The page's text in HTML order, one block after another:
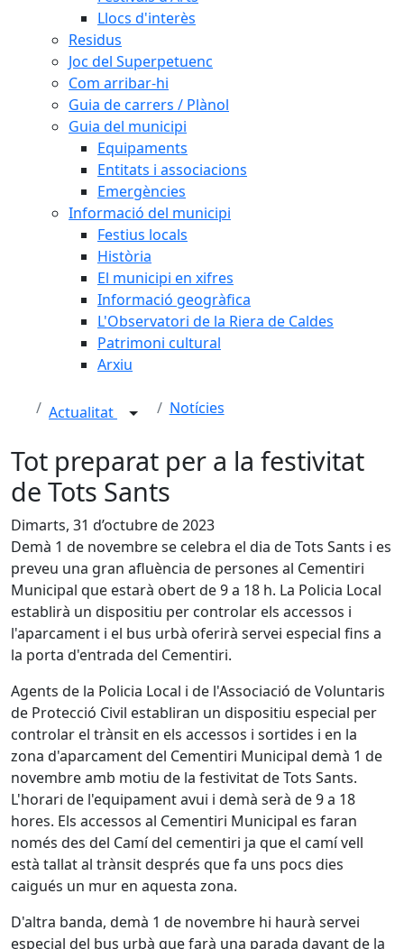
Llocs d'interès
Residus
Joc del Superpetuenc
Com arribar-hi
Guia de carrers / Plànol
Guia del municipi
Equipaments
Entitats i associacions
Emergències
Informació del municipi
Festius locals
Història
El municipi en xifres
Informació geogràfica
L'Observatori de la Riera de Caldes
Patrimoni cultural
Arxiu
Actualitat Notícies
Tot preparat per a la festivitat
de Tots Sants
Dimarts, 31 d’octubre de 2023
Demà 1 de novembre se celebra el dia de Tots Sants i es
preveu una gran afluència de persones al Cementiri
Municipal que estarà obert de 9 a 18 h. La Policia Local
establirà un dispositiu per controlar els accessos i
l'aparcament i el bus urbà oferirà servei especial fins a
la porta d'entrada del Cementiri.
Agents de la Policia Local i de l'Associació de Voluntaris
de Protecció Civil establiran un dispositiu especial per
controlar el trànsit en els accessos i sortides i en la
zona d'aparcament del Cementiri Municipal demà 1 de
novembre amb motiu de la festivitat de Tots Sants.
L'horari de l'equipament avui i demà serà de 9 a 18
hores. Els accessos al Cementiri Municipal es faran
només des del Camí del cementiri ja que el camí vell
està tallat al trànsit després que fa uns pocs dies
caigués un mur en aquesta zona.
D'altra banda, demà 1 de novembre hi haurà servei
especial del bus urbà que farà una parada davant de la